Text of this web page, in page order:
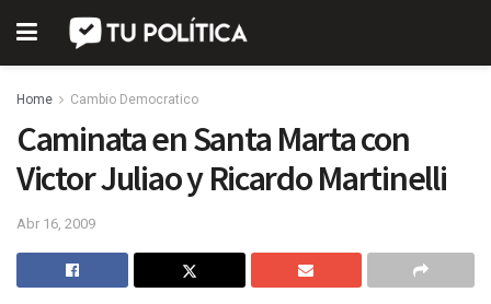
Home Cambio Democratico
Caminata en Santa Marta con
Victor Juliao y Ricardo Martinelli
Abr 16, 2009